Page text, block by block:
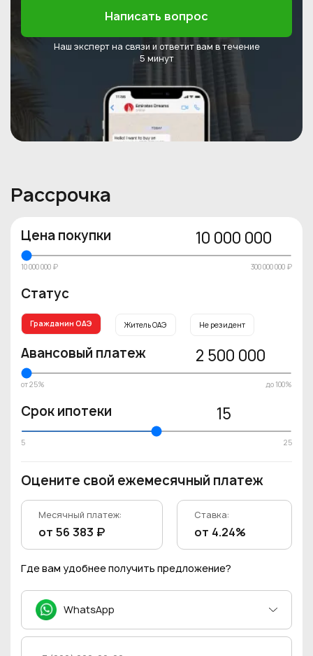
Написать вопрос
Наш эксперт на связи и ответитвам в течение
5 минут
Рассрочка
Цена покупки 10 000 000
10 000 000 ₽ 300 000 000 ₽
Статус
Гражданин ОАЭ Житель ОАЭ Не резидент
Авансовый платеж 2 500 000
от 25% до 100%
Срок ипотеки 15
5 25
Оцените свой ежемесячный платеж
Месячный платеж:
от 56 383 ₽
Ставка:
от 4.24%
Где вам удобнее получить предложение?
WhatsApp